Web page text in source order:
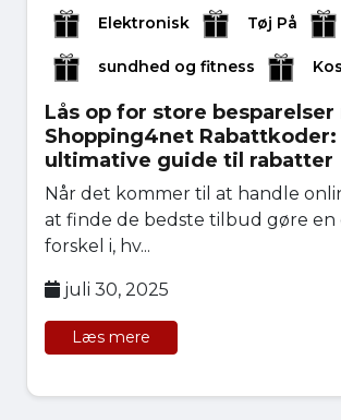
Elektronisk Tøj På
sundhed og fitness
Lås op for store besparelser
Shopping4net Rabattkoder:
ultimative guide til rabatter
Når det kommer til at handle
at finde de bedste tilbud gøre en
forskel i, hv...
juli 30, 2025
Læs mere